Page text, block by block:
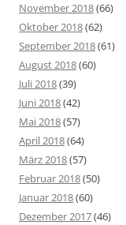
November 2018(66)
Oktober 2018(62)
September 2018(61)
August 2018(60)
Juli 2018(39)
Juni 2018(42)
Mai 2018(57)
April 2018(64)
März 2018(57)
Februar 2018(50)
Januar 2018(60)
Dezember 2017(46)